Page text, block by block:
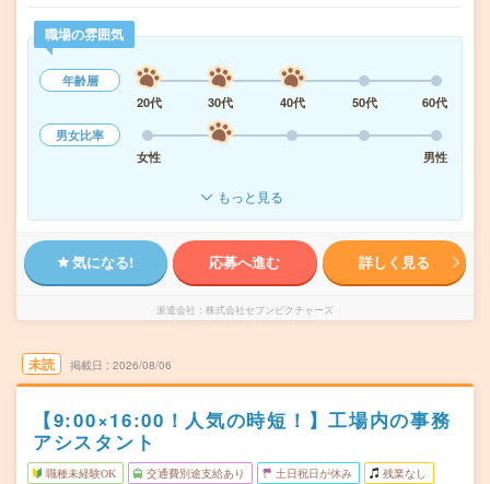
職場の雰囲気
年齢層
20代
30代 40代 50代
60代
男女比率
女性
男性
もっと見る
気になる! 応募へ進む 詳しく見る
派遣会社 株式会社セブンピクチャーズ
未読 掲載日 2026/08/06
【9:00×16:00！人気の時短！】工場内の事務
アシスタント
職種未経験OK 交通費別途支給あり 土日祝日が休み 残業なし